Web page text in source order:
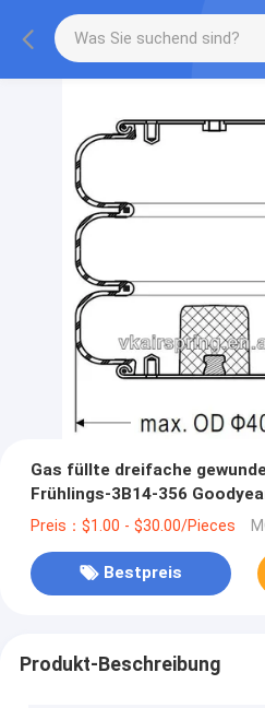
Gas füllte dreifache
Frühlings-3B14-356
Preis：$1.00 - $30.00/Pieces
Bestpreis
Produkt-Beschreibung